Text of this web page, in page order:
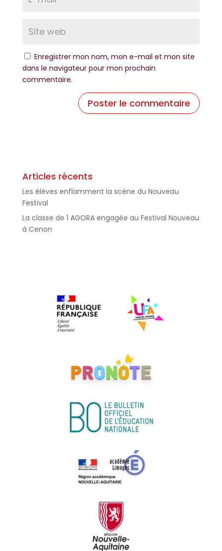
Enregistrer mon nom, mon e-mail et mon site
dans le navigateur pour mon prochain
commentaire.
Articles récents
Les élèves enflamment la scène du Nouveau
Festival
La classe de 1 AGORA engagée au Festival Nouveau
à Cenon